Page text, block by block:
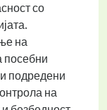
со
на
посебни
подредени
на